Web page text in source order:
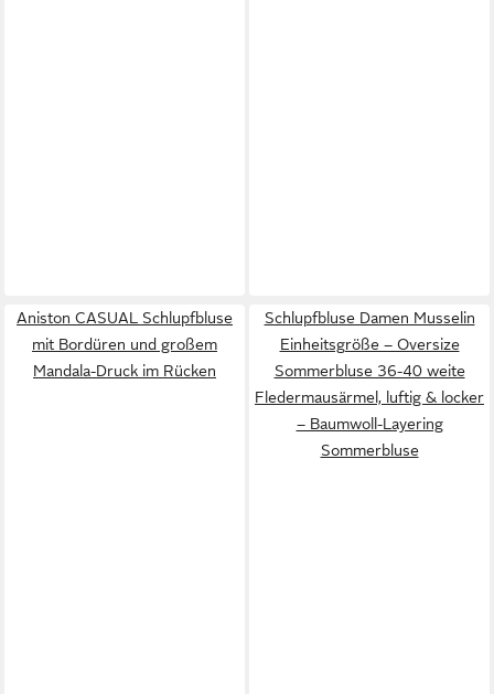
Aniston CASUAL Schlupfbluse
mit Bordüren und großem
Mandala-Druck im Rücken
Schlupfbluse Damen Musselin
Einheitsgröße – Oversize
Sommerbluse 36-40 weite
Fledermausärmel, luftig & locker
– Baumwoll-Layering
Sommerbluse